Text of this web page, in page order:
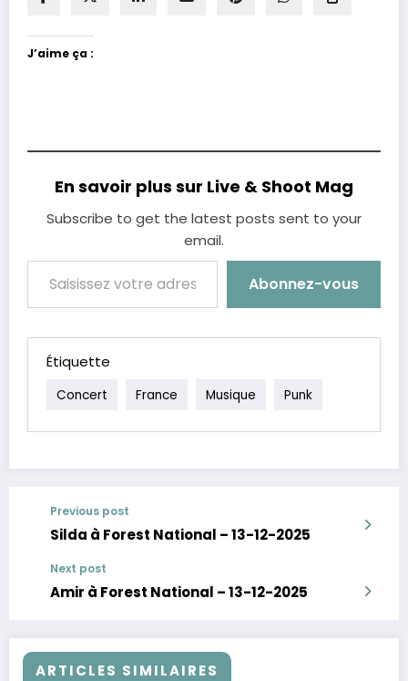
J’aime ça :
En savoir plus sur Live & Shoot Mag
Subscribe to get the latest posts sent to your
email.
Saisissez votre adresse e-mail…
Abonnez-vous
Étiquette
Concert France Musique Punk
Previous post
Silda à Forest National – 13-12-2025
Next post
Amir à Forest National – 13-12-2025
ARTICLES SIMILAIRES